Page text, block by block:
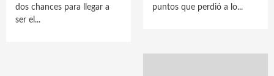
dos chances para llegar a
ser el...
puntos que perdió a lo...